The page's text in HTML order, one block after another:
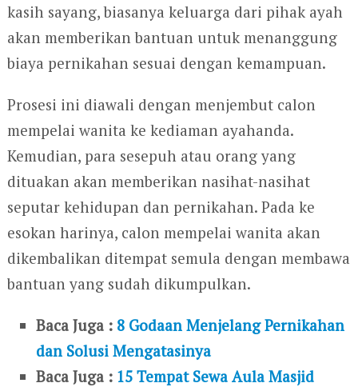
kasih sayang, biasanya keluarga dari pihak ayah
akan memberikan bantuan untuk menanggung
biaya pernikahan sesuai dengan kemampuan.
Prosesi ini diawali dengan menjembut calon
mempelai wanita ke kediaman ayahanda.
Kemudian, para sesepuh atau orang yang
dituakan akan memberikan nasihat-nasihat
seputar kehidupan dan pernikahan. Pada ke
esokan harinya, calon mempelai wanita akan
dikembalikan ditempat semula dengan membawa
bantuan yang sudah dikumpulkan.
Baca Juga : 8 Godaan Menjelang Pernikahan
dan Solusi Mengatasinya
Baca Juga : 15 Tempat Sewa Aula Masjid